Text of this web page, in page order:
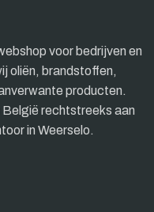
voor bedrijven en
oliën, brandstoffen,
producten.
België rechtstreeks aan
in Weerselo.